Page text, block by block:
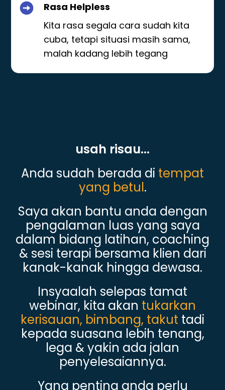
Rasa Helpless
Kita rasa segala cara sudah kita
cuba, tetapi situasi masih sama,
malah kadang lebih tegang
usah risau...
Anda sudah berada di tempat
yang betul.
Saya akan bantu anda dengan
pengalaman luas yang saya
dalam bidang latihan, coaching
& sesi terapi bersama klien dari
kanak-kanak hingga dewasa.
Insyaalah selepas tamat
webinar, kita akan tukarkan
kerisauan, bimbang, takut tadi
kepada suasana lebih tenang,
lega & yakin ada jalan
penyelesaiannya.
Yang penting anda perlu